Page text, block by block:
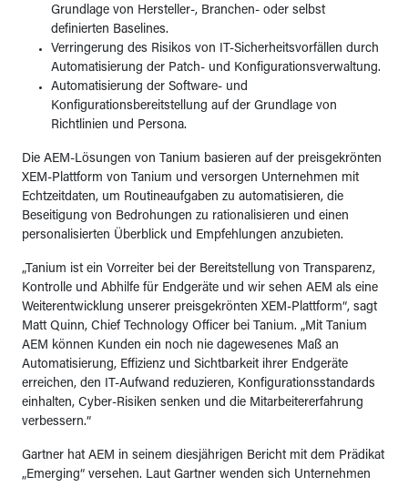
Grundlage von Hersteller-, Branchen- oder selbst
definierten Baselines.
Verringerung des Risikos von IT-Sicherheitsvorfällen durch
Automatisierung der Patch- und Konfigurationsverwaltung.
Automatisierung der Software- und
Konfigurationsbereitstellung auf der Grundlage von
Richtlinien und Persona.
Die AEM-Lösungen von Tanium basieren auf der preisgekrönten
XEM-Plattform von Tanium und versorgen Unternehmen mit
Echtzeitdaten, um Routineaufgaben zu automatisieren, die
Beseitigung von Bedrohungen zu rationalisieren und einen
personalisierten Überblick und Empfehlungen anzubieten.
„Tanium ist ein Vorreiter bei der Bereitstellung von Transparenz,
Kontrolle und Abhilfe für Endgeräte und wir sehen AEM als eine
Weiterentwicklung unserer preisgekrönten XEM-Plattform“, sagt
Matt Quinn, Chief Technology Officer bei Tanium. „Mit Tanium
AEM können Kunden ein noch nie dagewesenes Maß an
Automatisierung, Effizienz und Sichtbarkeit ihrer Endgeräte
erreichen, den IT-Aufwand reduzieren, Konfigurationsstandards
einhalten, Cyber-Risiken senken und die Mitarbeitererfahrung
verbessern.“
Gartner hat AEM in seinem diesjährigen Bericht mit dem Prädikat
„Emerging“ versehen. Laut Gartner wenden sich Unternehmen